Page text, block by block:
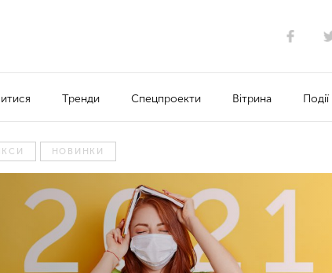
Тренди Спецпроекти Вітрина Події
НОВИНКИ